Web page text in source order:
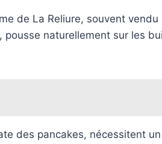
de La Reliure, souvent
naturellement sur les
des pancakes, nécessitent